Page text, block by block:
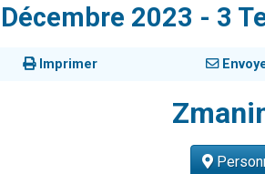
3
8
Nouvelle
4 personnes
2023 - 3
Imprimer